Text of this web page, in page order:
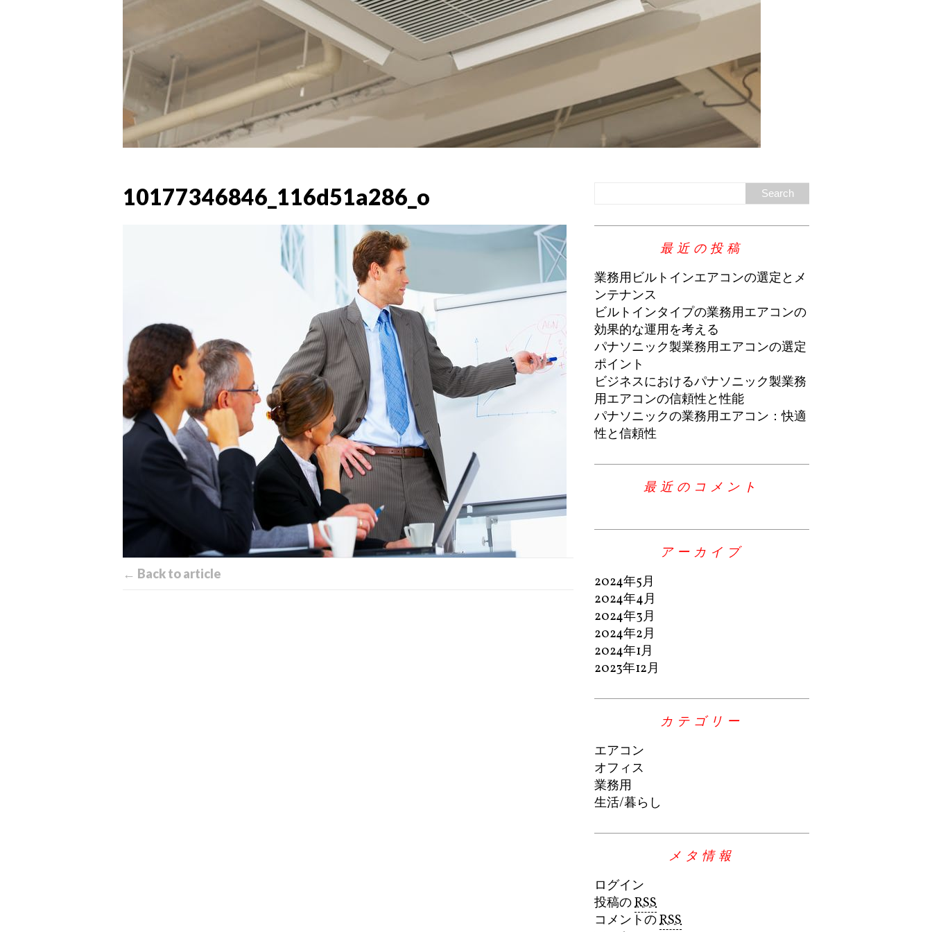
10177346846_116d51a286_o
← Back to article
最近の投稿
業務用ビルトインエアコンの選定とメ
ンテナンス
ビルトインタイプの業務用エアコンの
効果的な運用を考える
パナソニック製業務用エアコンの選定
ポイント
ビジネスにおけるパナソニック製業務
用エアコンの信頼性と性能
パナソニックの業務用エアコン：快適
性と信頼性
最近のコメント
アーカイブ
2024年5月
2024年4月
2024年3月
2024年2月
2024年1月
2023年12月
カテゴリー
エアコン
オフィス
業務用
生活/暮らし
メタ情報
ログイン
投稿のRSS
コメントのRSS